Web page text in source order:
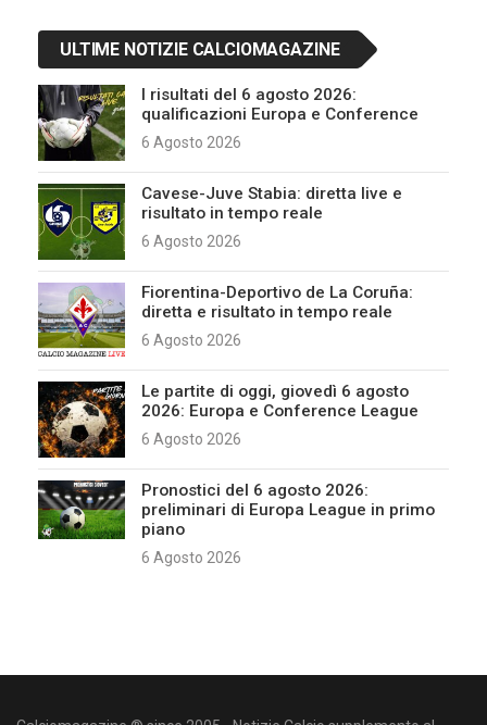
ULTIME NOTIZIE CALCIOMAGAZINE
I risultati del 6 agosto 2026:
qualificazioni Europa e Conference
6 Agosto 2026
Cavese-Juve Stabia: diretta live e
risultato in tempo reale
6 Agosto 2026
Fiorentina-Deportivo de La Coruña:
diretta e risultato in tempo reale
6 Agosto 2026
Le partite di oggi, giovedì 6 agosto
2026: Europa e Conference League
6 Agosto 2026
Pronostici del 6 agosto 2026:
preliminari di Europa League in primo
piano
6 Agosto 2026